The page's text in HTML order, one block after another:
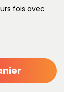
fois avec